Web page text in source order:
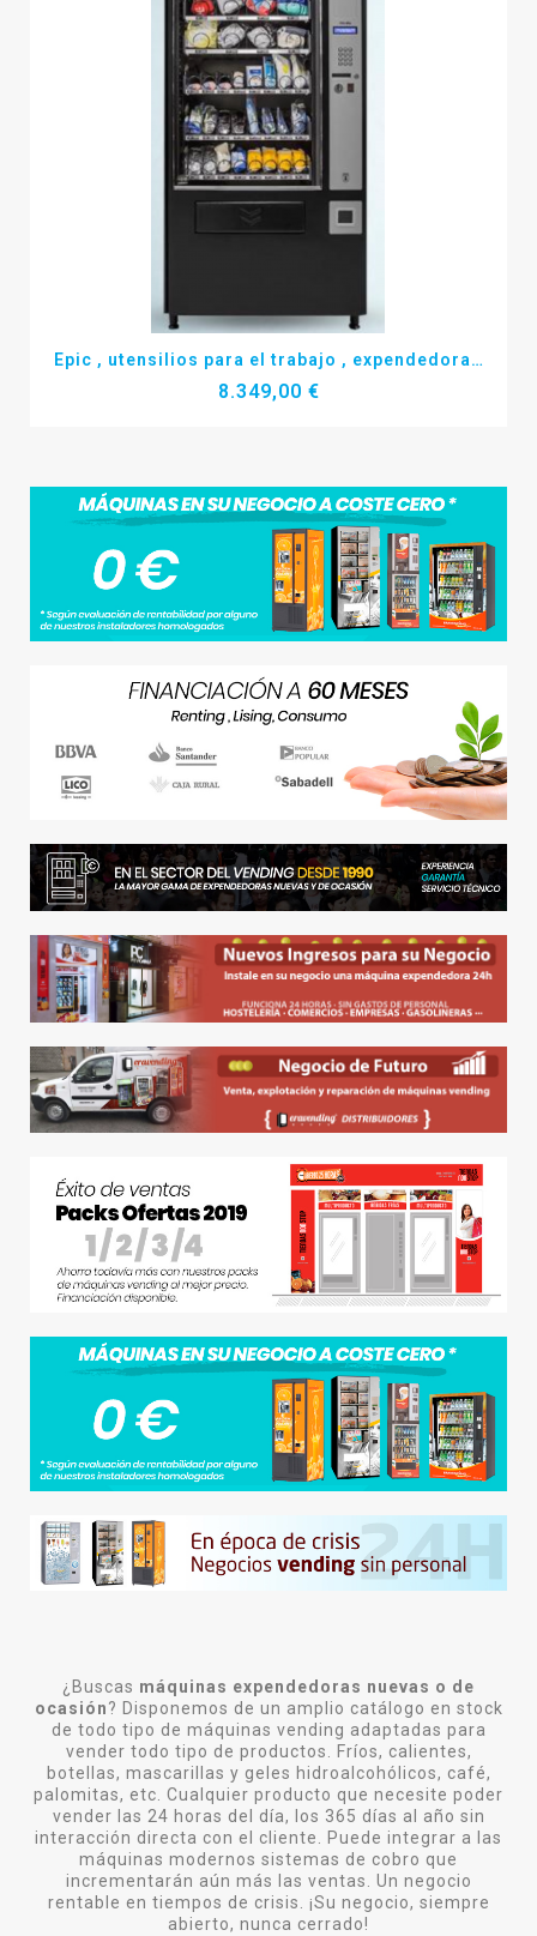
Más detalles Epic , utensilios para el trabajo , expendedoras nuevas .
8.349,00 €
¿Buscas máquinas expendedoras nuevas o de
ocasión? Disponemos de un amplio catálogo en stock
de todo tipo de máquinas vending adaptadas para
vender todo tipo de productos. Fríos, calientes,
botellas, mascarillas y geles hidroalcohólicos, café,
palomitas, etc. Cualquier producto que necesite poder
vender las 24 horas del día, los 365 días al año sin
interacción directa con el cliente. Puede integrar a las
máquinas modernos sistemas de cobro que
incrementarán aún más las ventas. Un negocio
rentable en tiempos de crisis. ¡Su negocio, siempre
abierto, nunca cerrado!